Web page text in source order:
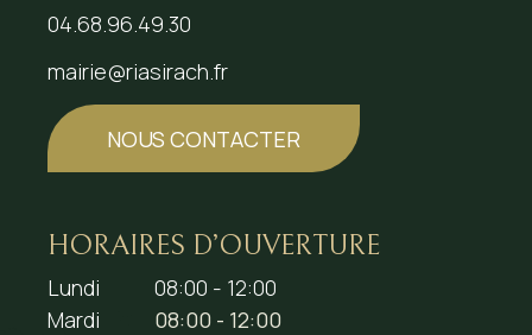
04.68.96.49.30
mairie@riasirach.fr
NOUS CONTACTER
HORAIRES D’OUVERTURE
Lundi
08:00 - 12:00
Mardi
08:00 - 12:00